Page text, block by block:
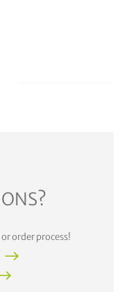
order process!